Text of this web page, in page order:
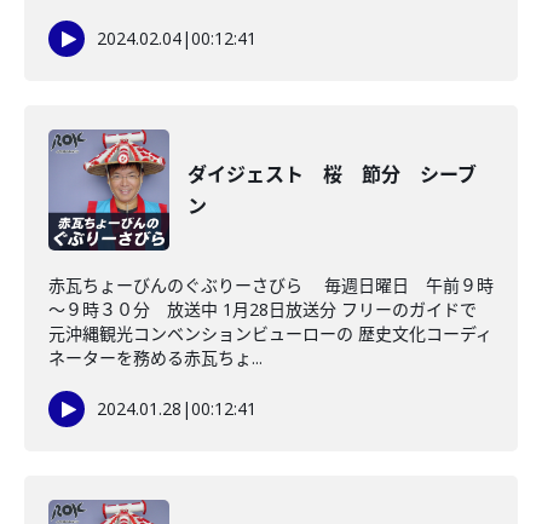
2024.02.04|00:12:41
ダイジェスト 桜 節分 シーブ
ン
赤瓦ちょーびんのぐぶりーさびら 毎週日曜日 午前９時
～９時３０分 放送中 1月28日放送分 フリーのガイドで
元沖縄観光コンベンションビューローの 歴史文化コーディ
ネーターを務める赤瓦ちょ...
2024.01.28 |00:12:41